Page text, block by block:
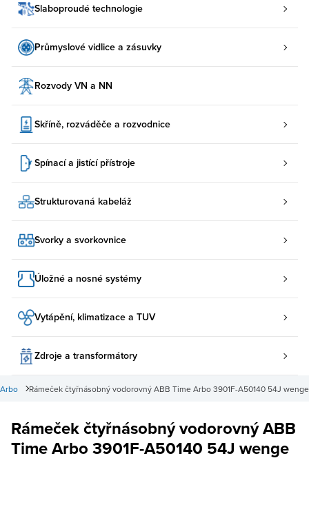
Slaboproudé technologie
Průmyslové vidlice a zásuvky
Rozvody VN a NN
Skříně, rozváděče a rozvodnice
Spínací a jistící přístroje
Strukturovaná kabeláž
Svorky a svorkovnice
Úložné a nosné systémy
Vytápění, klimatizace a TUV
Zdroje a transformátory
Rámeček čtyřnásobný vodorovný ABB Time Arbo 3901F-A50140 54J wenge
Rámeček čtyřnásobný vodorovný ABB
Time Arbo 3901F-A50140 54J wenge